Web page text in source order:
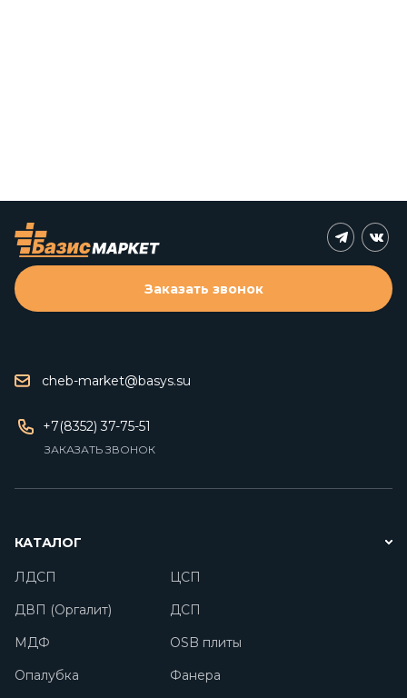
cheb-market@basys.su
+7(8352) 37-75-51
ЗАКАЗАТЬ ЗВОНОК
Заказать звонок
КАТАЛОГ
ЛДСП
ЦСП
ДВП (Оргалит)
ДСП
МДФ
OSB плиты
Опалубка
Фанера